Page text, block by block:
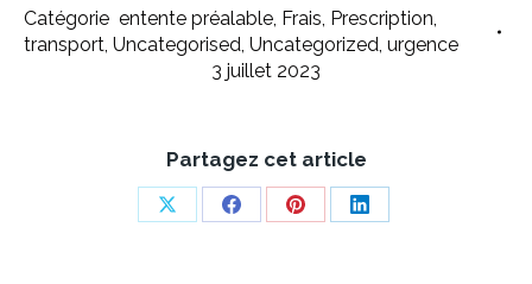
Catégorie entente préalable, Frais, Prescription,
transport, Uncategorised, Uncategorized, urgence
3 juillet 2023
Partagez cet article
Share
Share
Share
Share